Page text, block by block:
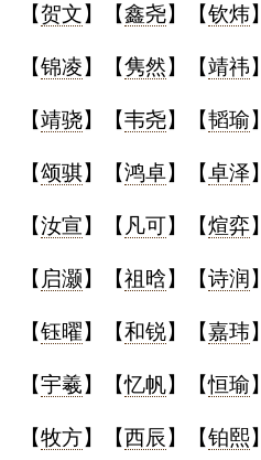
【贺文】【鑫尧】【钦炜】
【锦凌】【隽然】【靖祎】
【靖骁】【韦尧】【韬瑜】
【颂骐】【鸿卓】【卓泽】
【汝宣】【 凡可】【煊弈】
【 启灏】【祖晗】【诗润 】
【钰曜】【和锐】【嘉玮】
【宇羲】【忆帆】【恒瑜】
【牧方】【西辰 】【铂熙】